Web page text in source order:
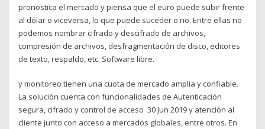
pronostica el mercado y piensa que el euro puede subir frente
al dólar o viceversa, lo que puede suceder o no. Entre ellas no
podemos nombrar cifrado y descifrado de archivos,
compresión de archivos, desfragmentación de disco, editores
de texto, respaldo, etc. Software libre.
y monitoreo tienen una cuota de mercado amplia y confiable.
La solución cuenta con funcionalidades de Autenticación
segura, cifrado y control de acceso 30 Jun 2019 y atención al
cliente junto con acceso a mercados globales, entre otros. En